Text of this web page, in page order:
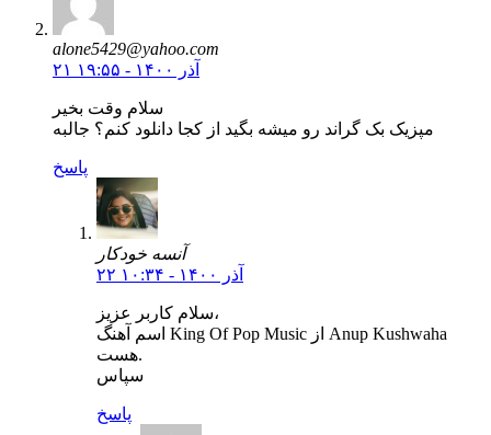
alone5429@yahoo.com
۲۱ آذر ۱۴۰۰ - ۱۹:۵۵
سلام وقت بخیر
مپزیک بک گراند رو میشه بگید از کجا دانلود کنم؟ جالبه
پاسخ
آنسه خودکار
۲۲ آذر ۱۴۰۰ - ۱۰:۳۴
سلام کاربر عزیز،
اسم آهنگ King Of Pop Music از Anup Kushwaha
هست.
سپاس
پاسخ